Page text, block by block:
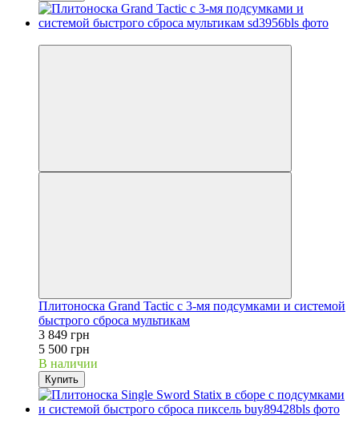
Плитоноска Grand Tactic с 3-мя подсумками и системой
быстрого сброса мультикам
3 849 грн
5 500 грн
В наличии
Купить